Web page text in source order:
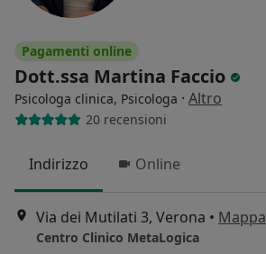
Pagamenti online
Dott.ssa Martina Faccio
Psicologa clinica, Psicologa · Altro
20 recensioni
Indirizzo Online
Via dei Mutilati 3, Verona • Mappa
Centro Clinico MetaLogica